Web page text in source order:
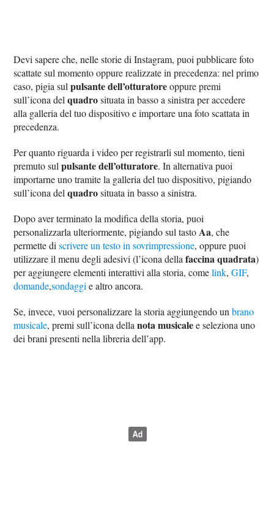
Devi sapere che, nelle storie di Instagram, puoi pubblicare foto
scattate sul momento oppure realizzate in precedenza: nel primo
caso, pigia sulpulsante dell’otturatoreoppure premi
sull’icona delquadrosituata in basso a sinistra per accedere
alla galleria del tuo dispositivo e importare una foto scattata in
precedenza.
Per quanto riguarda i video per registrarli sul momento, tieni
premuto sulpulsante dell’otturatore. In alternativa puoi
importarne uno tramite la galleria del tuo dispositivo, pigiando
sull’icona delquadrosituata in basso a sinistra.
Dopo aver terminato la modifica della storia, puoi
personalizzarla ulteriormente, pigiando sul tasto Aa, che
permette discrivere un testo in sovrimpressione, oppure puoi
utilizzare il menu degli adesivi (l’icona dellafaccina quadrata)
per aggiungere elementi interattivi alla storia, comelink,GIF,
domande,sondaggi e altro ancora.
Se, invece, vuoi personalizzare la storia aggiungendo unbrano
musicale, premi sull’icona dellanota musicalee seleziona uno
dei brani presenti nella libreria dell’app.